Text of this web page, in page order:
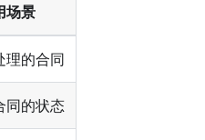
场景
理的合同
同的状态